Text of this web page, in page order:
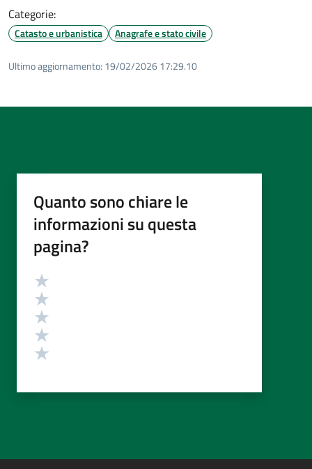
Categorie:
Catasto e urbanistica Anagrafe e stato civile
Ultimo aggiornamento: 19/02/2026 17:29.10
Quanto sono chiare le
informazioni su questa
pagina?
Valutazione